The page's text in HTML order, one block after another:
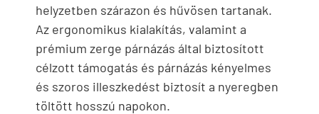
helyzetben szárazon és hűvösen tartanak.
Az ergonomikus kialakítás, valamint a
prémium zerge párnázás által biztosított
célzott támogatás és párnázás kényelmes
és szoros illeszkedést biztosít a nyeregben
töltött hosszú napokon.